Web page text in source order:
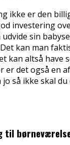
ikke er den
investering
sin
kan man
kan altså have
er det også en
så ikke skal
til